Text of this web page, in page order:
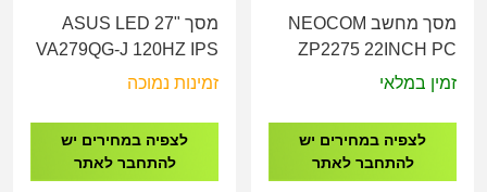
מסך מחשב NEOCOM
ZP2275 22INCH PC
Monitor
זמין במלאי
לצפיה במחירים יש
להתחבר לאתר
מסך ASUS LED 27"
VA279QG-J 120HZ IPS
Monitor
זמינות נמוכה
לצפיה במחירים יש
להתחבר לאתר